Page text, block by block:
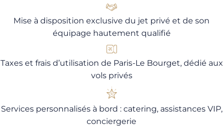
Mise à disposition exclusive du jet privé et de son
équipage hautement qualifié
Taxes et frais d’utilisation de Paris-Le Bourget, dédié aux
vols privés
Services personnalisés à bord : catering, assistances VIP,
conciergerie